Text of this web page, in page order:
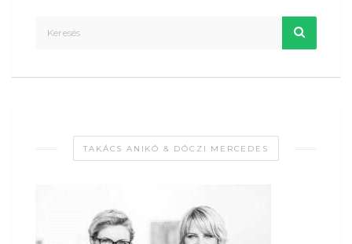
TAKÁCS ANIKÓ & DÓCZI MERCEDES